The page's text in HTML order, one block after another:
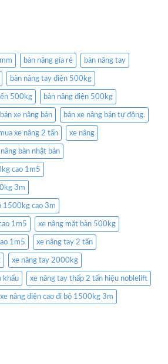
bàn nâng gía rẻ bàn nâng tay
bàn nâng tay điện 500kg
500kg bàn nâng điện 500kg
bán xe nâng bàn bán xe nâng bán tự động.
xe nâng 2 tấn xe nâng
bàn nhật bản
cao 1m5
3m
1500kg cao 3m
1m5 xe nâng mặt bàn 500kg
1m5 xe nâng tay 2 tấn
xe nâng tay 2000kg
khẩu xe nâng tay thấp 2 tấn hiệu noblelift
xe nâng điện cao đi bộ 1500kg 3m